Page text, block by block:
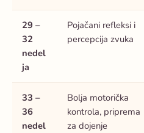
29 –
32
nedel
ja
Pojačani refleksi i
percepcija zvuka
33 –
36
nedel
Bolja motorička
kontrola, priprema
za dojenje